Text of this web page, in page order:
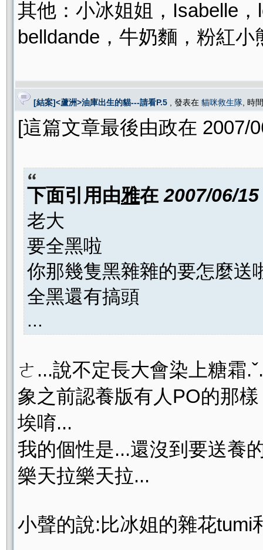
其他：小冰姐姐，Isabelle
belldande，牛奶麵，粉紅小
[結案]<蘆洲>油庫出生的貓---請看P.5 , 發表在 貓咪救生隊 , 時
[這篇文章最後由政在 2007/
下面引用由雅在2007/06/
老大
要全黑啦
你那幾隻黑雜雜的要怎麼送
全黑還有搞頭
...
ㄜ...說不定長大會染上糖霜
象之前認養版有人PO的那樣
埃唷...
我的個性是...還沒到要送養
樂天拉樂天拉...
小聲的說:比冰姐的雜花tumi